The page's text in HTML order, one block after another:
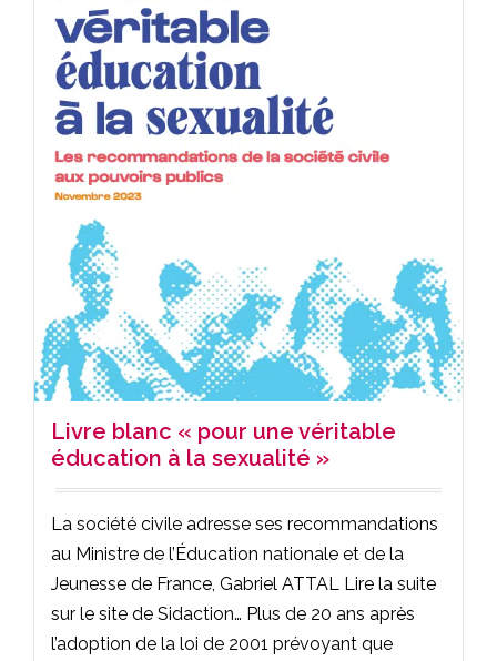
Livre blanc « pour une véritable
éducation à la sexualité »
La société civile adresse ses recommandations
au Ministre de l’Éducation nationale et de la
Jeunesse de France, Gabriel ATTAL Lire la suite
sur le site de Sidaction… Plus de 20 ans après
l’adoption de la loi de 2001 prévoyant que